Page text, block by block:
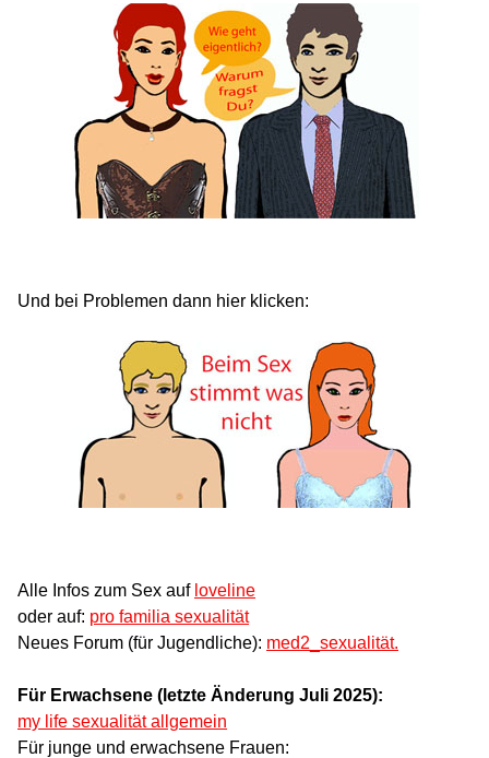
Und bei Problemen dann hier klicken:
Alle Infos zum Sex auf loveline
oder auf: pro familia sexualität
Neues Forum (für Jugendliche): med2_sexualität.
Für Erwachsene (letzte Änderung Juli 2025):
my life sexualität allgemein
Für junge und erwachsene Frauen: